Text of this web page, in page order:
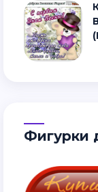
Картинки